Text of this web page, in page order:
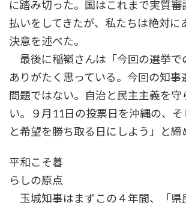
に踏み切った。国はこれまで実質審
払いをしてきたが、私たちは絶対に
決意を述べた。
最後に稲嶺さんは「今回の選挙で
ありがたく思っている。今回の知事
問題ではない。自治と民主主義を守
い。９月11日の投票日を沖縄の、
と希望を勝ち取る日にしよう」と締
平和こそ暮
らしの原点
玉城知事はまずこの４年間、「県